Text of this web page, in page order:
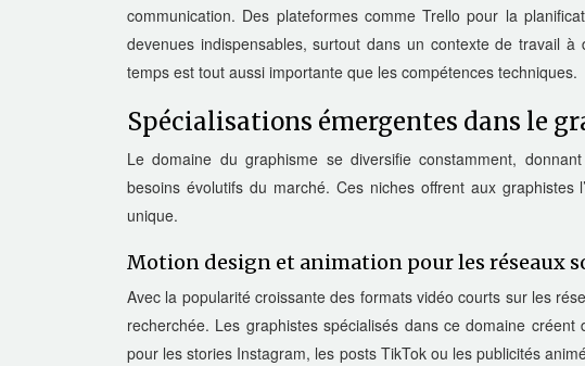
communication. Des plateformes comme Trello pour la
devenues indispensables, surtout dans un contexte de travail
temps est tout aussi importante que les compétences techniques.
Spécialisations émergentes dans le
Le domaine du graphisme se diversifie constamment,
besoins évolutifs du marché. Ces niches offrent aux
unique.
Motion design et animation pour les réseaux
Avec la popularité croissante des formats vidéo courts sur les
recherchée. Les graphistes spécialisés dans ce domaine
pour les stories Instagram, les posts TikTok ou les publicités